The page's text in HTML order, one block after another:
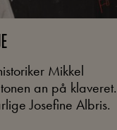
Mikkel
an på klaveret.
Josefine Albris.